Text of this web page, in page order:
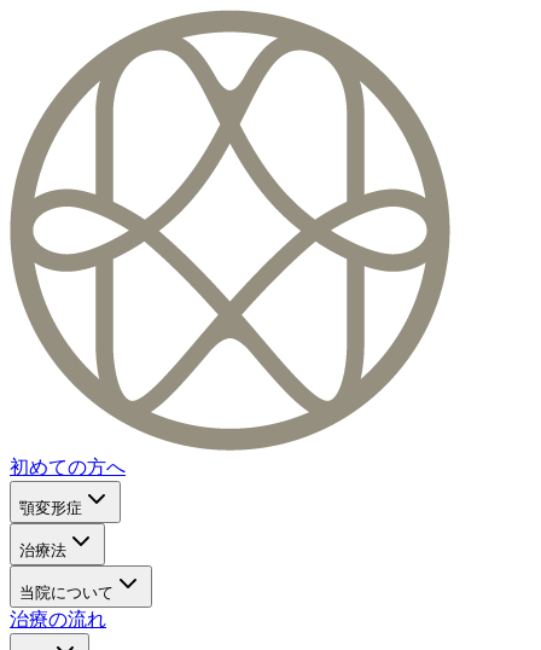
初めての方へ
顎変形症
治療法
当院について
治療の流れ